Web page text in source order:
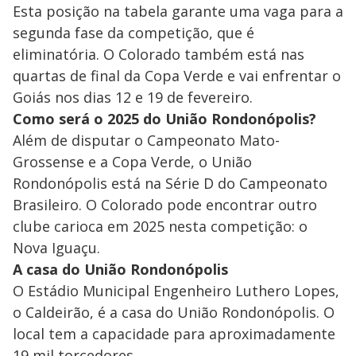
Esta posição na tabela garante uma vaga para a
segunda fase da competição, que é
eliminatória. O Colorado também está nas
quartas de final da Copa Verde e vai enfrentar o
Goiás nos dias 12 e 19 de fevereiro.
Como será o 2025 do União Rondonópolis?
Além de disputar o Campeonato Mato-
Grossense e a Copa Verde, o União
Rondonópolis está na Série D do Campeonato
Brasileiro. O Colorado pode encontrar outro
clube carioca em 2025 nesta competição: o
Nova Iguaçu.
A casa do União Rondonópolis
O Estádio Municipal Engenheiro Luthero Lopes,
o Caldeirão, é a casa do União Rondonópolis. O
local tem a capacidade para aproximadamente